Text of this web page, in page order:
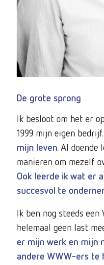
De grote sprong
Ik besloot om het er
1999 mijn eigen bedrijf.
mijn leven. Al doende
manieren om mezelf
Ook leerde ik wat er
succesvol te
Ik ben nog steeds een
helemaal geen last
er mijn werk en mijn
andere WWW-ers te